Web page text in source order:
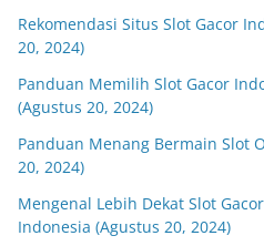
Rekomendasi Situs Slot Gacor
20, 2024)
Panduan Memilih Slot Gacor
(Agustus 20, 2024)
Panduan Menang Bermain Slot
20, 2024)
Mengenal Lebih Dekat Slot
Indonesia (Agustus 20, 2024)